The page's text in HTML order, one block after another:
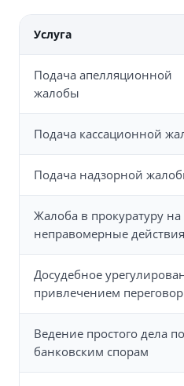
Услуга
Подача апелляционной
жалобы
Подача кассационной
Подача надзорной
Жалоба в прокуратуру на
неправомерные действия
Досудебное
привлечением
Ведение простого дела по
банковским спорам